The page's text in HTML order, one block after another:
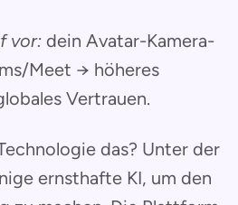
vor: dein Avatar-Kamera-
Meet → höheres
Vertrauen.
das? Unter der
ernsthafte KI, um den